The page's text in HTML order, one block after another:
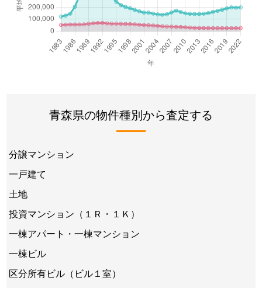
青森県の物件種別から査定する
分譲マンション
一戸建て
土地
投資マンション（１Ｒ・１Ｋ）
一棟アパート・一棟マンション
一棟ビル
区分所有ビル（ビル１室）